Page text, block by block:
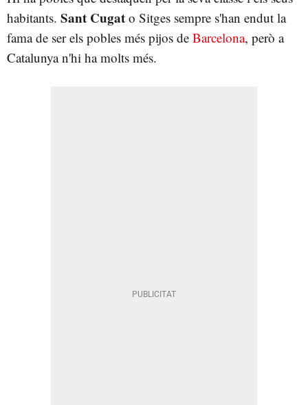
habitants. Sant Cugat o Sitges sempre s'han endut la
fama de ser els pobles més pijos de Barcelona, però a
Catalunya n'hi ha molts més.